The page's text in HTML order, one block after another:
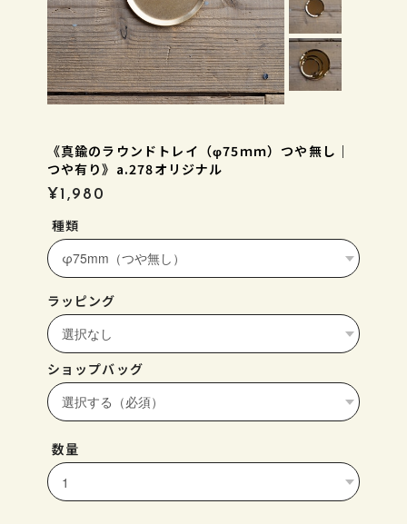
《真鍮のラウンドトレイ（φ75ｍｍ）つや無し｜
つや有り》a.278オリジナル
¥1,980
種類
ラッピング
ショップバッグ
数量